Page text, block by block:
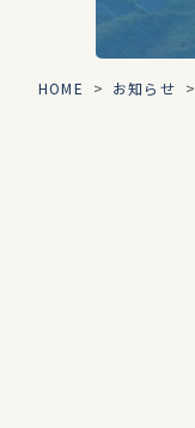
HOME > お知らせ >